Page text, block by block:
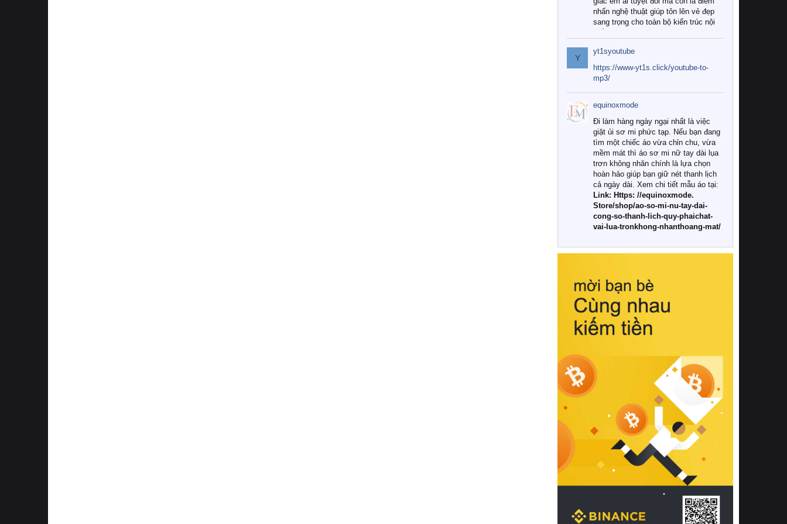
nhấn nghệ thuật giúp tôn lên vẻ đẹp
sang trọng cho toàn bộ kiến trúc nội
Tuy nhiên, giữa thị trường đa dạng
với vô vàn thương hiệu và mẫu mã
như hiện nay, làm thế nào để chọn
được những bộ chăn ga gối đệm cao
cấp thực sự chất lượng, phù hợp với
khí hậu và nhu cầu sử dụng của gia
đình? Hãy cùng chúng tôi đi tìm lời
giải đáp chi tiết qua bài viết dưới đây.
1. Tại sao các gia đình hiện đại lại ưa
chuộng chăn ga gối đệm cao cấp?
Khác với các dòng sản phẩm thông
thường, những bộ chăn ga gối đệm
cao cấp trải qua quy trình sản xuất
nghiêm ngặt từ khâu chọn lọc nguyên
liệu tự nhiên đến công nghệ dệt
nhuộm hiện đại không chứa hóa chất
này, bạn sẽ cảm nhận rõ rệt sự khác
hồi chuẩn xác của phần đệm nâng đỡ
cột sống.
Bên cạnh đó, việc lựa chọn các dòng
sản phẩm đạt chuẩn chất lượng quốc
tế còn giúp ngăn ngừa tình trạng kích
khuẩn và nấm mốc trong điều kiện
thời tiết nóng ẩm. Bạn có thể tìm hiểu
thêm các nghiên cứu khoa học về tác
động của giấc ngủ và môi trường
phòng ngủ đối với sức khỏe con
người tại Sleep Foundation (External
Link) để có cái nhìn toàn diện hơn.
2. Các tiêu chí vàng khi lựa chọn
chăn ga gối đệm cao cấp cho phòng
ngủ
Để sở hữu một bộ chăn ga gối đệm
cao cấp hoàn hảo cả về thẩm mỹ lẫn
công năng, người tiêu dùng cần cân
nhắc kỹ lưỡng các tiêu chí quan trọng
Y
yt1syoutube
https://www-yt1s.click/youtube-to-
mp3/
equinoxmode
Đi làm hàng ngày ngại nhất là việc
giặt ủi sơ mi phức tạp. Nếu bạn đang
tìm một chiếc áo vừa chỉn chu, vừa
mềm mát thì áo sơ mi nữ tay dài lụa
trơn không nhăn chính là lựa chọn
hoàn hảo giúp bạn giữ nét thanh lịch
cả ngày dài. Xem chi tiết mẫu áo tại:
Link: Https: //equinoxmode.
Store/shop/ao-so-mi-nu-tay-dai-
cong-so-thanh-lich-quy-phaichat-
vai-lua-tronkhong-nhanthoang-mat/